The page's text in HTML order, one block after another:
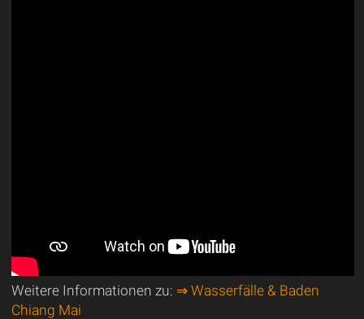
Weitere Informationen zu: ⇒ Wasserfälle & Baden
Chiang Mai